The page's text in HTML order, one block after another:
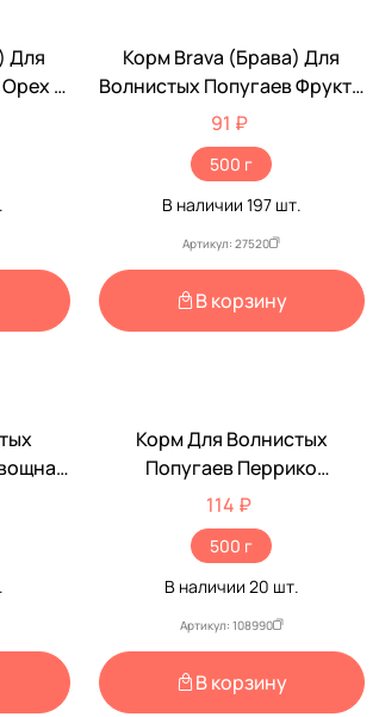
Для
С
Корм Brava (Брава) Для
Волнистых Попугаев Фрукты
И Овощи 500г (1*14)
91 ₽
500 г
В наличии 197шт.
Артикул: 27520
В корзину
Корм Для Волнистых
Попугаев Перрико
Фруктовый Сад 500г
114 ₽
500 г
В наличии 20 шт.
Артикул: 108990
В корзину